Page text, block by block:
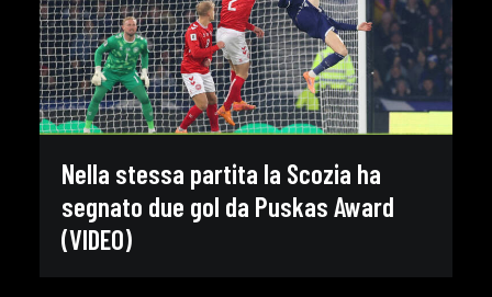
Nella stessa partita la Scozia ha
segnato due gol da Puskas Award
(VIDEO)